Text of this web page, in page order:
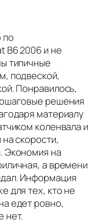
по
B6 2006 и не
типичные
подвеской,
Понравилось,
решения
материалу
коленвала и
скорости,
Экономия на
а времени
Информация
для тех, кто не
едет ровно,
нет.